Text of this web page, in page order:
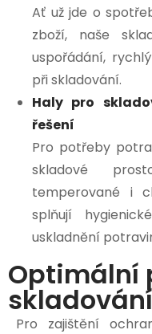
Ať už jde o
zboží, naše
uspořádání,
při skladování.
Haly pro
řešení
Pro potřeby
skladové
temperované i
splňují
uskladnění
Optimální
skladování
Pro zajištění